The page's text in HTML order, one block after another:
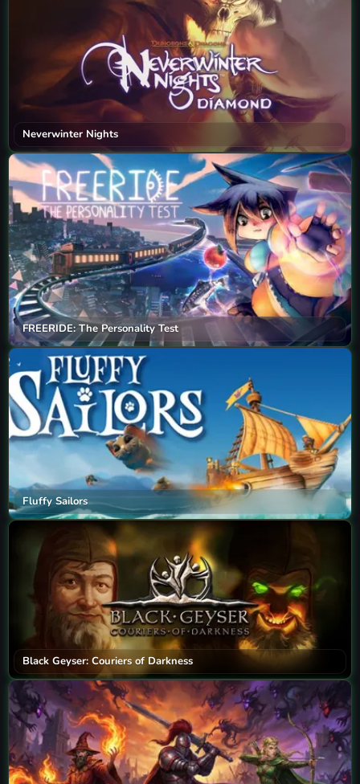
Neverwinter Nights
FREERIDE: The Personality Test
Fluffy Sailors
Black Geyser: Couriers of Darkness